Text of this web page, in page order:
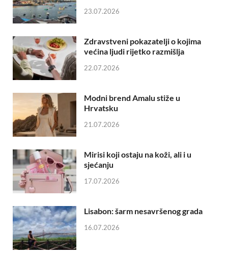
23.07.2026
Zdravstveni pokazatelji o kojima
većina ljudi rijetko razmišlja
22.07.2026
Modni brend Amalu stiže u
Hrvatsku
21.07.2026
Mirisi koji ostaju na koži, ali i u
sjećanju
17.07.2026
Lisabon: šarm nesavršenog grada
16.07.2026